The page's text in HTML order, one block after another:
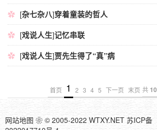
[杂七杂八]穿着童装的哲人
[戏说人生]记忆串联
[戏说人生]贾先生得了“真”病
首页 1 2 3 4 5 下一页 末页 共 10
网站地图❀ © 2005-2022 WTXY.NET 苏ICP备